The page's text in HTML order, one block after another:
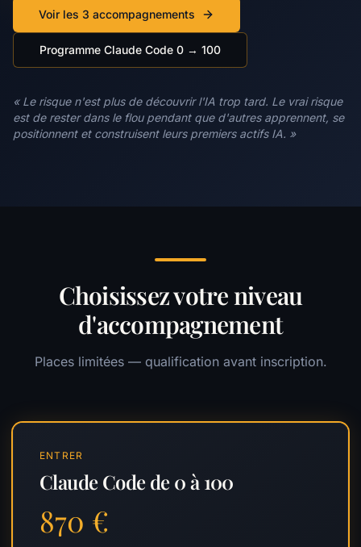
Voir les 3 accompagnements
Programme Claude Code 0 → 100
« Le risque n'est plus de découvrir l'IA trop tard. Le vrai risque
est de rester dans le flou pendant que d'autres apprennent, se
positionnent et construisent leurs premiers actifs IA. »
Choisissez votre niveau
d'accompagnement
Places limitées — qualification avant inscription.
ENTRER
Claude Code de 0 à 100
870 €